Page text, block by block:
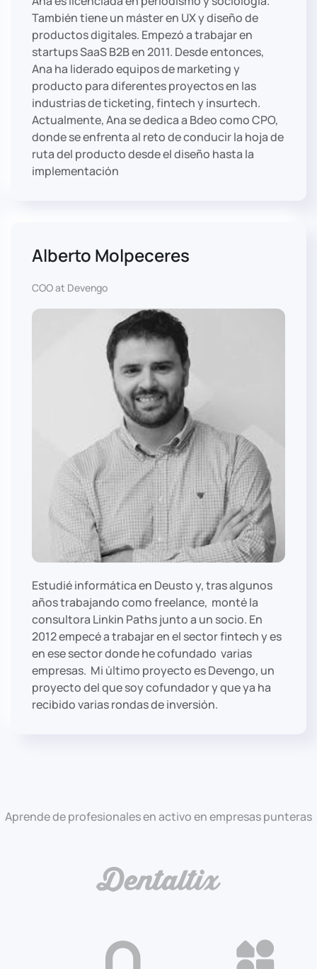
También tiene un máster en UX y diseño de
productos digitales. Empezó a trabajar en
startups SaaS B2B en 2011. Desde entonces,
Ana ha liderado equipos de marketing y
producto para diferentes proyectos en las
industrias de ticketing, fintech y insurtech.
Actualmente, Ana se dedica a Bdeo como CPO,
donde se enfrenta al reto de conducir la hoja de
ruta del producto desde el diseño hasta la
implementación
Alberto Molpeceres
COO at Devengo
Estudié informática en Deusto y, tras algunos
años trabajando como freelance, monté la
consultora Linkin Paths junto a un socio. En
2012 empecé a trabajar en el sector fintech y es
en ese sector donde he cofundado varias
empresas. Mi último proyecto es Devengo, un
proyecto del que soy cofundador y que ya ha
recibido varias rondas de inversión.
Aprende de profesionales en activo en empresas punteras